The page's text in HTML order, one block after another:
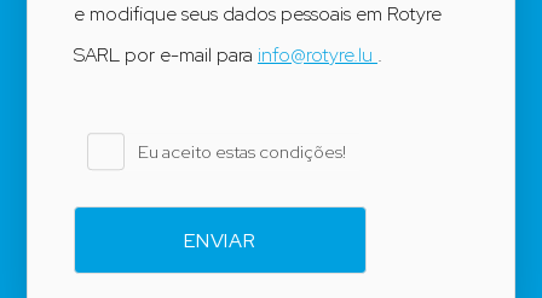
e modifique seus dados pessoais em Rotyre
SARL por e-mail para info@rotyre.lu .
Eu aceito estas condições!